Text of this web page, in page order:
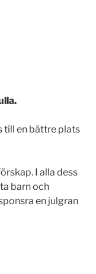
till en bättre plats
I alla dess
barn och
en julgran